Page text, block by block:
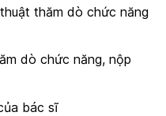
thăm dò chức năng
dò chức năng, nộp
bác sĩ